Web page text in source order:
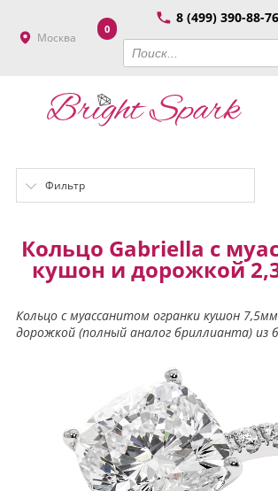
Москва
8 (499) 390-88-76
0
Фильтр
Кольцо Gabriella с
кушон и дорожкой
Кольцо с муассанитом огранки кушон
дорожкой (полный аналог бриллианта) из